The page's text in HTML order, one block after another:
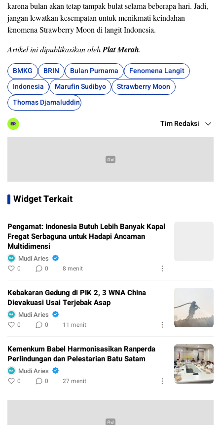
karena bulan akan tetap tampak bulat selama beberapa hari. Jadi,
jangan lewatkan kesempatan untuk menikmati keindahan
fenomena Strawberry Moon di langit Indonesia.
Artikel ini dipublikasikan olehPlat Merah.
BMKG BRIN Bulan Purnama
Fenomena Langit
Indonesia
Marufin Sudibyo
Strawberry Moon
Thomas Djamaluddin
Tim Redaksi
Widget Terkait
Pengamat: Indonesia Butuh Lebih Banyak Kapal
Fregat Serbaguna untuk Hadapi Ancaman
Multidimensi
Mudi Aries
0 0 8 menit
Kebakaran Gedung di PIK 2, 3 WNA China
Dievakuasi Usai Terjebak Asap
Mudi Aries
0 0 11 menit
Kemenkum Babel Harmonisasikan Ranperda
Perlindungan dan Pelestarian Batu Satam
Mudi Aries
0 0 27 menit